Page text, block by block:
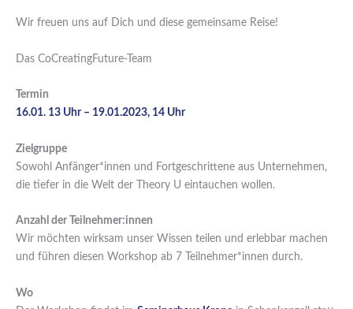
Wir freuen uns auf Dich und diese gemeinsame Reise!
Das CoCreatingFuture-Team
Termin
16.01. 13 Uhr – 19.01.2023, 14 Uhr
Zielgruppe
Sowohl Anfänger*innen und Fortgeschrittene aus Unternehmen,
die tiefer in die Welt der Theory U eintauchen wollen.
Anzahl der Teilnehmer:innen
Wir möchten wirksam unser Wissen teilen und erlebbar machen
und führen diesen Workshop ab 7 Teilnehmer*innen durch.
Wo